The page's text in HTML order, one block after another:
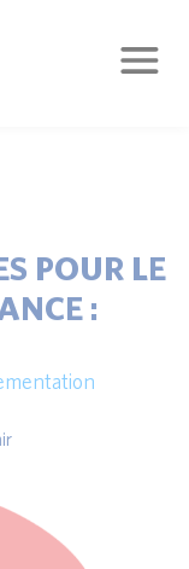
POUR LE
: